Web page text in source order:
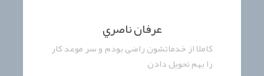
عرفان ناصري
کاملا از خدماتشون راضی بودم و سر موعد کار
را بهم تحویل دادن